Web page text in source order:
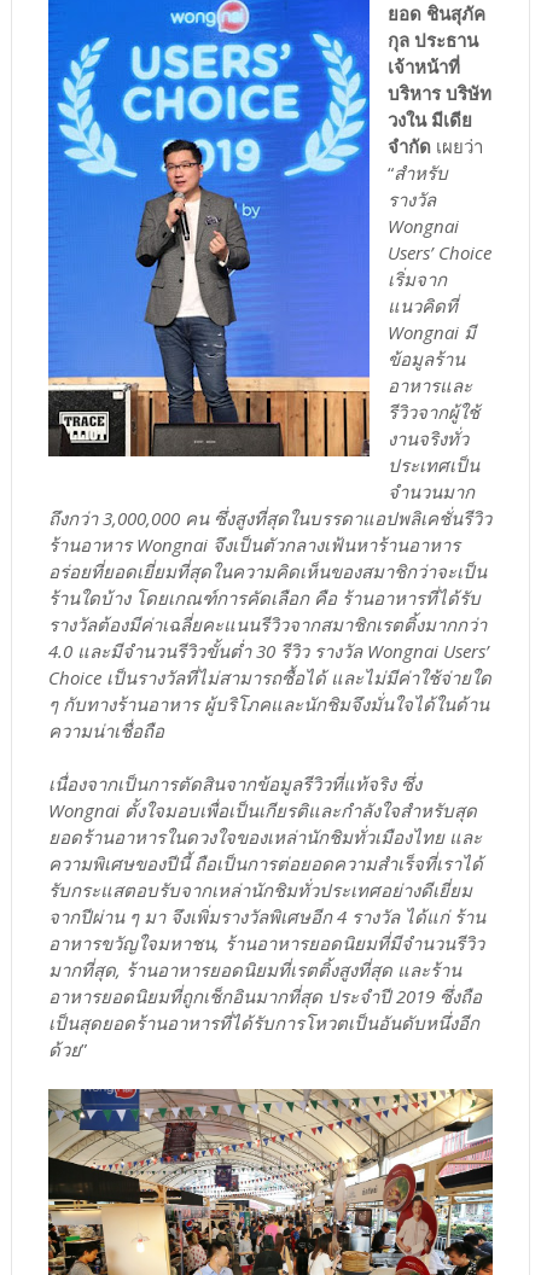
ยอด ชินสุภัค
กุล ประธาน
เจ้าหน้าที่
บริหาร บริษัท
วงใน มีเดีย
จํากัดเผยว่า
“สำหรับ
รางวัล
Wongnai
Users’ Choice
เริ่มจาก
แนวคิดที่
Wongnai มี
ข้อมูลร้าน
อาหารและ
รีวิวจากผู้ใช้
งานจริงทั่ว
ประเทศเป็น
จำนวนมาก
ถึงกว่า 3,000,000 คน ซึ่งสูงที่สุดในบรรดาแอปพลิเคชั่นรีวิว
ร้านอาหาร Wongnai จึงเป็นตัวกลางเฟ้นหาร้านอาหาร
อร่อยที่ยอดเยี่ยมที่สุดในความคิดเห็นของสมาชิกว่าจะเป็น
ร้านใดบ้าง โดยเกณฑ์การคัดเลือก คือ ร้านอาหารที่ได้รับ
รางวัลต้องมีค่าเฉลี่ยคะแนนรีวิวจากสมาชิกเรตติ้งมากกว่า
4.0 และมีจำนวนรีวิวขั้นต่ำ 30 รีวิว รางวัล Wongnai Users’
Choice เป็นรางวัลที่ไม่สามารถซื้อได้ และไม่มีค่าใช้จ่ายใด
ๆ กับทางร้านอาหาร ผู้บริโภคและนักชิมจึงมั่นใจได้ในด้าน
ความน่าเชื่อถือ
เนื่องจากเป็นการตัดสินจากข้อมูลรีวิวที่แท้จริง ซึ่ง
Wongnai ตั้งใจมอบเพื่อเป็นเกียรติและกำลังใจสำหรับสุด
ยอดร้านอาหารในดวงใจของเหล่านักชิมทั่วเมืองไทย และ
ความพิเศษของปีนี้ ถือเป็นการต่อยอดความสำเร็จที่เราได้
รับกระแสตอบรับจากเหล่านักชิมทั่วประเทศอย่างดีเยี่ยม
จากปีผ่าน ๆ มา จึงเพิ่มรางวัลพิเศษอีก 4 รางวัล ได้แก่ ร้าน
อาหารขวัญใจมหาชน, ร้านอาหารยอดนิยมที่มีจำนวนรีวิว
มากที่สุด, ร้านอาหารยอดนิยมที่เรตติ้งสูงที่สุด และร้าน
อาหารยอดนิยมที่ถูกเช็กอินมากที่สุด ประจำปี 2019 ซึ่งถือ
เป็นสุดยอดร้านอาหารที่ได้รับการโหวตเป็นอันดับหนึ่งอีก
ด้วย”